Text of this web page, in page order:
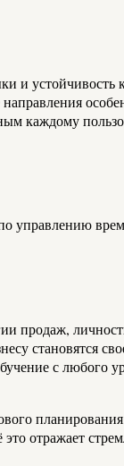
устойчивость
каждому
управлению
продаж,
становятся
с любого
отражает